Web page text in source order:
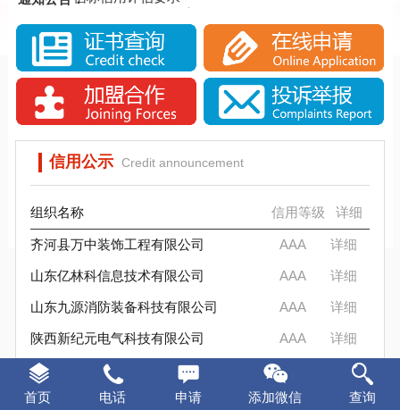
首页 电话 申请 添加微信 查询
SCS信标信用评估流程
实施SCS诚信评估的意义
SCS信标信用评估背景分析
SCS信用评估是否被消费者认可？
信标信用评估要求
SCS信标信用评估流程
实施SCS诚信评估的意义
SCS信标信用评估背景分析
SCS信用评估是否被消费者认可？
信用公示 Credit announcement
组织名称 信用等级 详细
齐河县万中装饰工程有限公司 AAA 详细
山东亿林科信息技术有限公司 AAA 详细
山东九源消防装备科技有限公司 AAA 详细
陕西新纪元电气科技有限公司 AAA 详细
东升军创智能装备（山东）有限公司 AAA 详细